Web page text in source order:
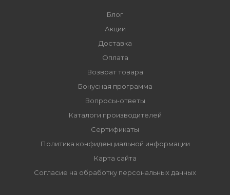
Блог
Акции
Доставка
Оплата
Возврат товара
Бонусная программа
Вопросы-ответы
Каталоги производителей
Сертификаты
Политика конфиденциальной информации
Карта сайта
Согласие на обработку персональных данных